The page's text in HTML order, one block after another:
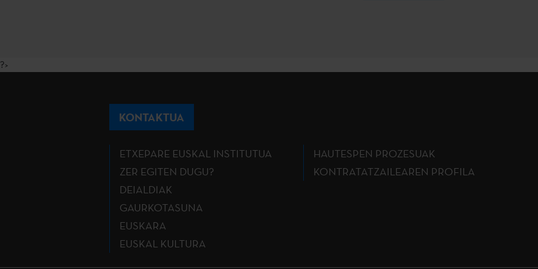
?>
KONTAKTUA
ETXEPARE EUSKAL INSTITUTUA
ZER EGITEN DUGU?
DEIALDIAK
GAURKOTASUNA
EUSKARA
EUSKAL KULTURA
HAUTESPEN PROZESUAK
KONTRATATZAILEAREN PROFILA